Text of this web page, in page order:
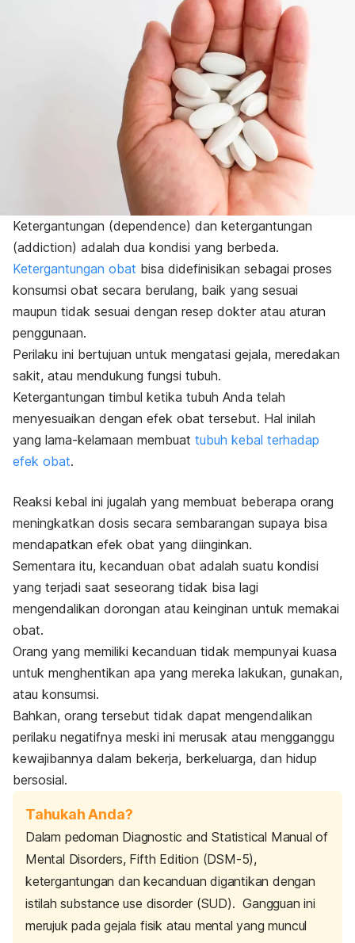
Ketergantungan (dependence) dan ketergantungan
(addiction) adalah dua kondisi yang berbeda.
Ketergantungan obat bisa didefinisikan sebagai proses
konsumsi obat secara berulang, baik yang sesuai
maupun tidak sesuai dengan resep dokter atau aturan
penggunaan.
Perilaku ini bertujuan untuk mengatasi gejala, meredakan
sakit, atau mendukung fungsi tubuh.
Ketergantungan timbul ketika tubuh Anda telah
menyesuaikan dengan efek obat tersebut. Hal inilah
yang lama-kelamaan membuat tubuh kebal terhadap
efek obat.
Reaksi kebal ini jugalah yang membuat beberapa orang
meningkatkan dosis secara sembarangan supaya bisa
mendapatkan efek obat yang diinginkan.
Sementara itu, kecanduan obat adalah suatu kondisi
yang terjadi saat seseorang tidak bisa lagi
mengendalikan dorongan atau keinginan untuk memakai
obat.
Orang yang memiliki kecanduan tidak mempunyai kuasa
untuk menghentikan apa yang mereka lakukan, gunakan,
atau konsumsi.
Bahkan, orang tersebut tidak dapat mengendalikan
perilaku negatifnya meski ini merusak atau mengganggu
kewajibannya dalam bekerja, berkeluarga, dan hidup
bersosial.
Tahukah Anda?
Dalam pedoman Diagnostic and Statistical Manual of
Mental Disorders, Fifth Edition (DSM-5),
ketergantungan dan kecanduan digantikan dengan
istilahsubstance use disorder (SUD). Gangguan ini
merujuk pada gejala fisik atau mental yang muncul